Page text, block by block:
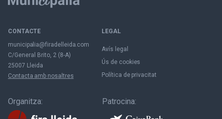
CONTACTE
municipalia@firadelleida.com
C/General Brito, 2 (8-A)
25007 Lleida
Contacta amb nosaltres
LEGAL
Avís legal
Ús de cookies
Política de privacitat
Organitza: Patrocina: